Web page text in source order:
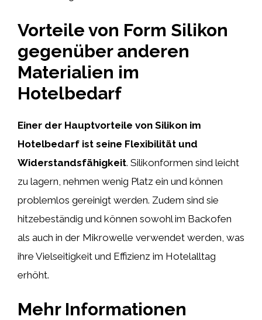
Vorteile von Form Silikon
gegenüber anderen
Materialien im
Hotelbedarf
Einer der Hauptvorteile von Silikon im
Hotelbedarf ist seine Flexibilität und
Widerstandsfähigkeit. Silikonformen sind leicht
zu lagern, nehmen wenig Platz ein und können
problemlos gereinigt werden. Zudem sind sie
hitzebeständig und können sowohl im Backofen
als auch in der Mikrowelle verwendet werden, was
ihre Vielseitigkeit und Effizienz im Hotelalltag
erhöht.
Mehr Informationen